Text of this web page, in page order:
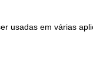
usadas em várias